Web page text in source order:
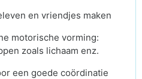
en vriendjes maken
motorische vorming:
zoals lichaam enz.
een goede coördinatie